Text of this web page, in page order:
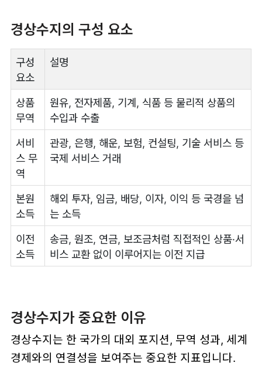
경상수지의 구성 요소
구성
요소
설명
상품
무역
원유, 전자제품, 기계, 식품 등 물리적 상품의
수입과 수출
서비
스 무
역
관광, 은행, 해운, 보험, 컨설팅, 기술 서비스 등
국제 서비스 거래
본원
소득
해외 투자, 임금, 배당, 이자, 이익 등 국경을 넘
는 소득
이전
소득
송금, 원조, 연금, 보조금처럼 직접적인 상품·서
비스 교환 없이 이루어지는 이전 지급
경상수지가 중요한 이유
경상수지는 한 국가의 대외 포지션, 무역 성과, 세계
경제와의 연결성을 보여주는 중요한 지표입니다.